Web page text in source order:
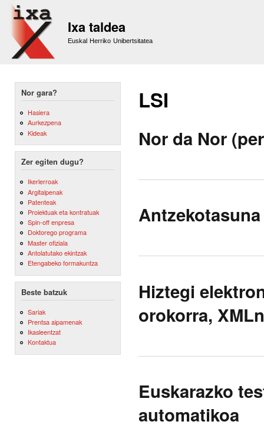
Ixa taldea
Euskal Herriko Unibertsitatea
Nor gara?
Hasiera
Aurkezpena
Kideak
Zer egiten dugu?
Ikerlerroak
Argitalpenak
Patenteak
Proiektuak eta kontratuak
Spin-off enpresa
Doktorego programa
Master ofiziala
Antolatutako ekintzak
Etengabeko formakuntza
Beste batzuk
Sariak
Prentsa aipamenak
Ikasleentzat
Kontaktua
LSI
Nor da Nor
Hiztegi
orokorra,
Euskarazko
automatikoa